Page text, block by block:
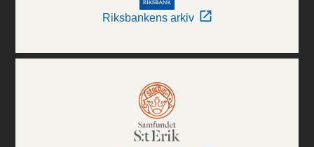
Riksbankens arkiv